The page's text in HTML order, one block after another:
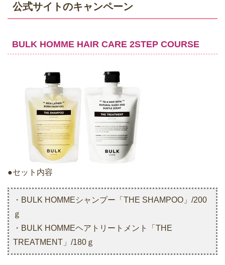
公式サイトのキャンペーン
BULK HOMME HAIR CARE 2STEP COURSE
●セット内容
・BULK HOMMEシャンプー「THE SHAMPOO」/200
ｇ
・BULK HOMMEヘアトリートメント「THE
TREATMENT」/180ｇ